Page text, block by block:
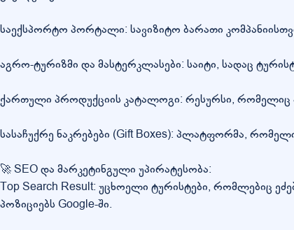
საექსპორტო პორტალი: სავიზიტო ბარათი
აგრო-ტურიზმი და მასტერკლასები: საიტი, სადაც
ქართული პროდუქციის კატალოგი: რესურსი, რომელიც
სასაჩუქრე ნაკრებები (Gift Boxes): პლატფორმა,
🚀 SEO და მარკეტინგული უპირატესობა:
Top Search Result: უცხოელი ტურისტები, რომლებიც
პოზიციებს Google-ში.